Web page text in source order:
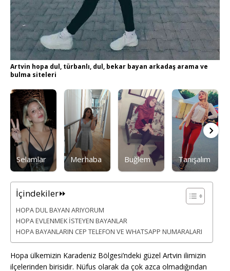
Artvin hopa dul, türbanlı, dul, bekar bayan arkadaş arama ve
bulma siteleri
Selamlar Merhaba Buğlem Tanışalım
İçindekiler⏩
HOPA DUL BAYAN ARIYORUM
HOPA EVLENMEK İSTEYEN BAYANLAR
HOPA BAYANLARIN CEP TELEFON VE WHATSAPP NUMARALARI
Hopa ülkemizin Karadeniz Bölgesi’ndeki güzel Artvin ilimizin
ilçelerinden birisidir. Nüfus olarak da çok azca olmadığından